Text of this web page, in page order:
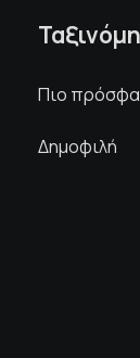
Πιο
Δημοφιλή